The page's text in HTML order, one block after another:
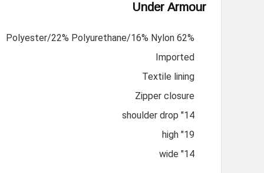
Under Armour
62% Polyester/22% Polyurethane/16% Nylon
Imported
Textile lining
Zipper closure
14" shoulder drop
19" high
14" wide